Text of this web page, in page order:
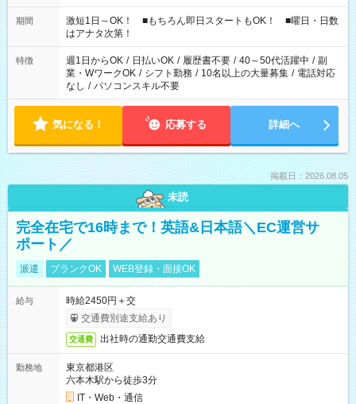
期間
激短1日～OK！ ■もちろん即日スタートもOK！ ■曜日・日数
はアナタ次第！
特徴 週1日からOK / 日払いOK / 履歴書不要 / 40～50代活躍中 / 副
業・WワークOK / シフト勤務 / 10名以上の大量募集 / 電話対応
なし / パソコンスキル不要
気になる！ 応募する 詳細へ
掲載日：2026.08.05
未読
完全在宅で16時まで！英語&日本語＼EC運営サ
ポート／
派遣 ブランクOK WEB登録・面接OK
給与
時給2450円＋交
交通費別途支給あり
交通費 出社時の通勤交通費支給
勤務地
東京都港区
六本木駅から徒歩3分
IT・Web・通信